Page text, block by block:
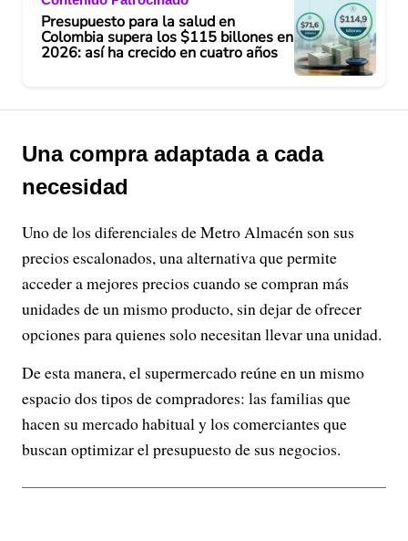
Presupuesto para la salud en
Colombia supera los $115 billones en
2026: así ha crecido en cuatro años
Una compra adaptada a cada
necesidad
Uno de los diferenciales de Metro Almacén son sus
precios escalonados, una alternativa que permite
acceder a mejores precios cuando se compran más
unidades de un mismo producto, sin dejar de ofrecer
opciones para quienes solo necesitan llevar una unidad.
De esta manera, el supermercado reúne en un mismo
espacio dos tipos de compradores: las familias que
hacen su mercado habitual y los comerciantes que
buscan optimizar el presupuesto de sus negocios.